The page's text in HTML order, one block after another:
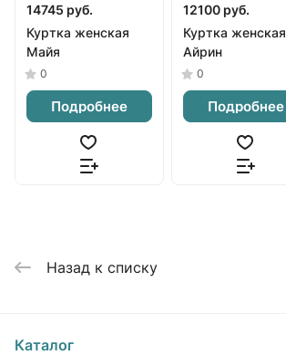
14745 руб.
Куртка женская
Майя
0
Подробнее
12100 руб.
Куртка женская
Айрин
0
Подробнее
Назад к списку
Каталог